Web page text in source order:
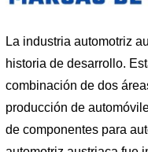
La industria automotriz
historia de desarrollo.
combinación de dos
producción de
de componentes para